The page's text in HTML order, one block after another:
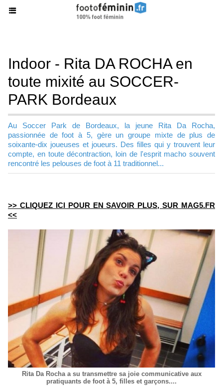
Indoor - Rita DA ROCHA en
toute mixité au SOCCER-
PARK Bordeaux
Au Soccer Park de Bordeaux, la jeune Rita Da Rocha,
passionnée de foot à 5, gère un groupe mixte de plus de
soixante-dix joueuses et joueurs. Des filles qui y trouvent leur
compte, en toute décontraction, loin de l'esprit macho souvent
rencontré les pelouses de foot à 11 traditionnel...
>> CLIQUEZ ICI POUR EN SAVOIR PLUS, SUR MAG5.FR
<<
Rita Da Rocha a su transmettre sa joie communicative aux
pratiquants de foot à 5, filles et garçons....